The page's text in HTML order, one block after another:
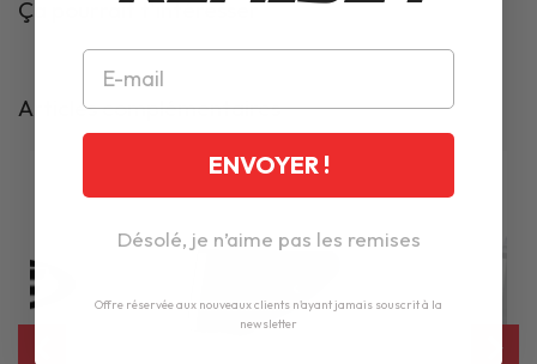
Ça pourrait t'intéresser
Articles complémentaires
ENVOYER !
Désolé, je n’aime pas les remises
Offre réservée aux nouveaux clients n'ayant jamais souscrit à la
newsletter